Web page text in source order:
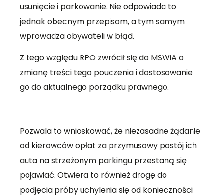
usunięcie i parkowanie. Nie odpowiada to
jednak obecnym przepisom, a tym samym
wprowadza obywateli w błąd.
Z tego względu RPO zwrócił się do MSWiA o
zmianę treści tego pouczenia i dostosowanie
go do aktualnego porządku prawnego.
Pozwala to wnioskować, że niezasadne żądanie
od kierowców opłat za przymusowy postój ich
auta na strzeżonym parkingu przestaną się
pojawiać. Otwiera to również drogę do
podjęcia próby uchylenia się od konieczności